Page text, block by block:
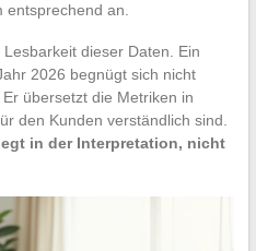
an.
dieser Daten. Ein
2026 begnügt sich nicht
übersetzt die Metriken in
den Kunden verständlich sind.
in der Interpretation, nicht